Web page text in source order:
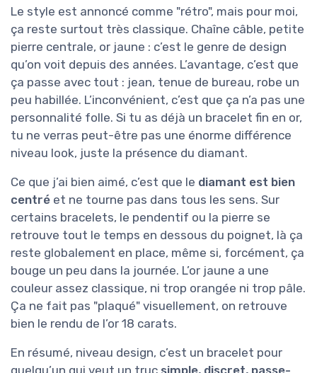
Le style est annoncé comme "rétro", mais pour moi,
ça reste surtout très classique. Chaîne câble, petite
pierre centrale, or jaune : c’est le genre de design
qu’on voit depuis des années. L’avantage, c’est que
ça passe avec tout : jean, tenue de bureau, robe un
peu habillée. L’inconvénient, c’est que ça n’a pas une
personnalité folle. Si tu as déjà un bracelet fin en or,
tu ne verras peut-être pas une énorme différence
niveau look, juste la présence du diamant.
Ce que j’ai bien aimé, c’est que le diamant est bien
centré et ne tourne pas dans tous les sens. Sur
certains bracelets, le pendentif ou la pierre se
retrouve tout le temps en dessous du poignet, là ça
reste globalement en place, même si, forcément, ça
bouge un peu dans la journée. L’or jaune a une
couleur assez classique, ni trop orangée ni trop pâle.
Ça ne fait pas "plaqué" visuellement, on retrouve
bien le rendu de l’or 18 carats.
En résumé, niveau design, c’est un bracelet pour
quelqu’un qui veut un truc simple, discret, passe-